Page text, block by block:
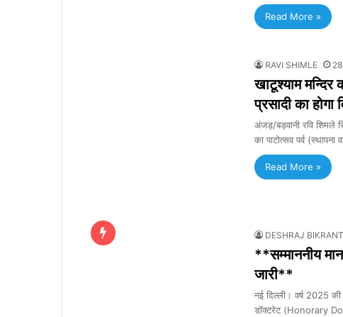
Read More »
RAVI SHIMLE
खाटूश्याम मन्दिर
प्रसादी का होगा
अंजड़/बड़वानी रवि शिमले
का पाटोत्सव पर्व (स्थापना
Read More »
DESHRAJ
**सम्माननीय
जारी**
नई दिल्ली। वर्ष 2025
डॉक्टरेट (Honorary